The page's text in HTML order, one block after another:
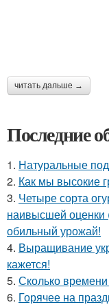
читать дальше →
Последние
1. Натуральные
2. Как мы высокие
3. Четыре сорта
наивысшей оценки
обильный урожай!
4. Выращивание
кажется!
5. Сколько
6. Горячее на